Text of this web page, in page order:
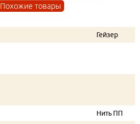
Похожие товары
Гейзер
Нить ПП